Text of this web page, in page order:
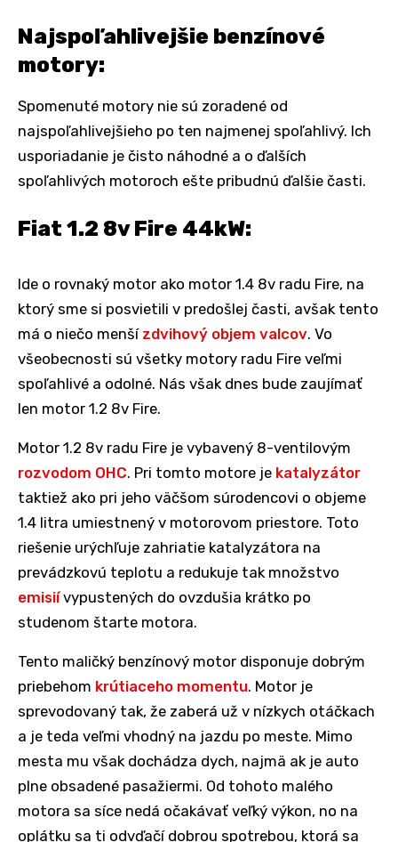
Najspoľahlivejšie benzínové
motory:
Spomenuté motory nie sú zoradené od
najspoľahlivejšieho po ten najmenej spoľahlivý. Ich
usporiadanie je čisto náhodné a o ďalších
spoľahlivých motoroch ešte pribudnú ďalšie časti.
Fiat 1.2 8v Fire 44kW:
Ide o rovnaký motor ako motor 1.4 8v radu Fire, na
ktorý sme si posvietili v predošlej časti, avšak tento
má o niečo menší zdvihový objem valcov. Vo
všeobecnosti sú všetky motory radu Fire veľmi
spoľahlivé a odolné. Nás však dnes bude zaujímať
len motor 1.2 8v Fire.
Motor 1.2 8v radu Fire je vybavený 8-ventilovým
rozvodom OHC. Pri tomto motore je katalyzátor
taktiež ako pri jeho väčšom súrodencovi o objeme
1.4 litra umiestnený v motorovom priestore. Toto
riešenie urýchľuje zahriatie katalyzátora na
prevádzkovú teplotu a redukuje tak množstvo
emisiívypustených do ovzdušia krátko po
studenom štarte motora.
Tento maličký benzínový motor disponuje dobrým
priebehom krútiaceho momentu. Motor je
sprevodovaný tak, že zaberá už v nízkych otáčkach
a je teda veľmi vhodný na jazdu po meste. Mimo
mesta mu však dochádza dych, najmä ak je auto
plne obsadené pasažiermi. Od tohoto malého
motora sa síce nedá očakávať veľký výkon, no na
oplátku sa ti odvďačí dobrou spotrebou, ktorá sa